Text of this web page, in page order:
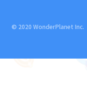
© 2020 WonderPlanet Inc.